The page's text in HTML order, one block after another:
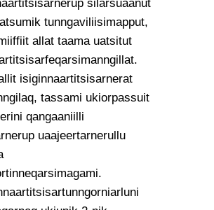
silarsuaanut
tunngaviliisimapput,
allat taama uatsitut
isiginnaartitsisarnerat
tassami ukiorpassuit
qangaaniilli
uaajeertarnerullu